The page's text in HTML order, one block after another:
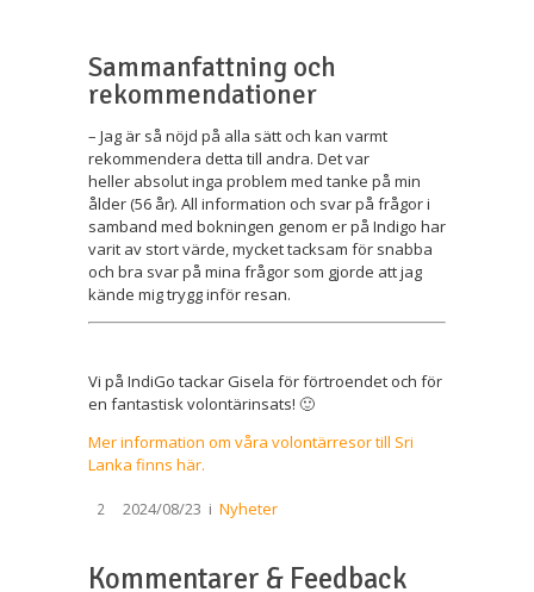
Sammanfattning och
rekommendationer
– Jag är så nöjd på alla sätt och kan varmt
rekommendera detta till andra. Det var
heller absolut inga problem med tanke på min
ålder (56 år). All information och svar på frågor i
samband med bokningen genom er på Indigo har
varit av stort värde, mycket tacksam för snabba
och bra svar på mina frågor som gjorde att jag
kände mig trygg inför resan.
Vi på IndiGo tackar Gisela för förtroendet och för
en fantastisk volontärinsats! 🙂
Mer information om våra volontärresor till Sri
Lanka finns här.
2 2024/08/23 i Nyheter
Kommentarer & Feedback